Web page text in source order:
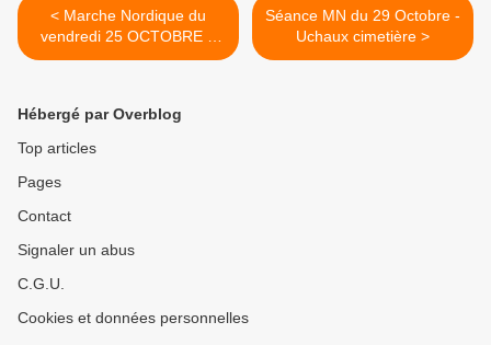
< Marche Nordique du
vendredi 25 OCTOBRE à
UCHAUX
Séance MN du 29 Octobre -
Uchaux cimetière >
Hébergé par Overblog
Top articles
Pages
Contact
Signaler un abus
C.G.U.
Cookies et données personnelles